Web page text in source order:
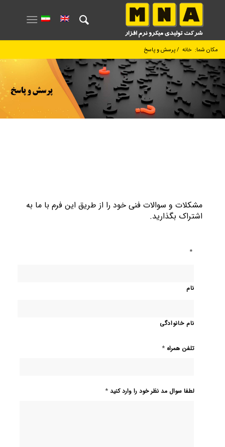
مکان شما: خانه /پرسش و پاسخ
مشکلات و سوالات فنی خود را از طریق این فرم با ما به
اشتراک بگذارید.
*
نام
نام خانوادگی
تلفن همراه *
لطفا سوال مد نظر خود را وارد کنید *